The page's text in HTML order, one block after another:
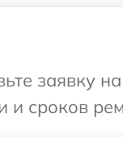
заявку
и сроков